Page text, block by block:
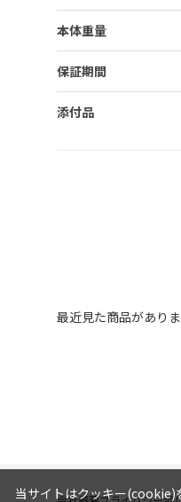
本体重量
保証期間
添付品
最近見た商品がありま
当サイトはクッキー(cookie)